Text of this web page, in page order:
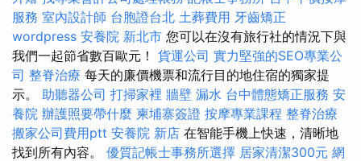
服務 室內設計師 台胞證台北 土葬費用 牙齒矯正
wordpress 安養院 新北市 您可以在沒有旅行社的情況下與
我們一起節省數百歐元！ 貨運公司 實力堅強的SEO專業公
司 整脊治療 每天的廉價機票和流行目的地住宿的獨家提
示。 助聽器公司 打掃家裡 牆壁 漏水 台中體態矯正服務 安
養院 辦護照要帶什麼 柬埔寨簽證 按摩專業課程 整脊治療
搬家公司費用ptt 安養院 新店 在智能手機上快速，清晰地
找到所有內容。 優質記帳士事務所選擇 居家清潔300元 網